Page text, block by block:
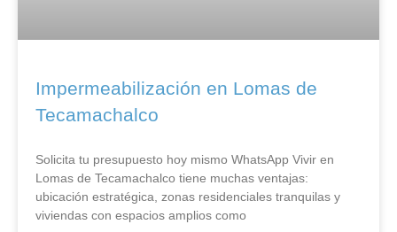
Impermeabilización en Lomas de
Tecamachalco
Solicita tu presupuesto hoy mismo WhatsApp Vivir en
Lomas de Tecamachalco tiene muchas ventajas:
ubicación estratégica, zonas residenciales tranquilas y
viviendas con espacios amplios como